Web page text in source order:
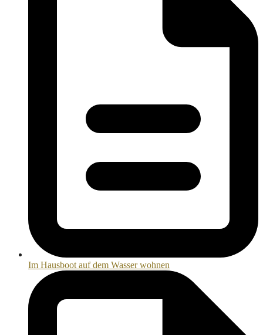
Im Hausboot auf dem Wasser wohnen